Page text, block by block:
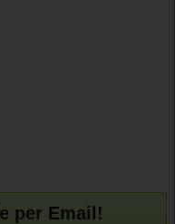
per Email!